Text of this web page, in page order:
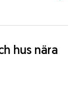
hus nära